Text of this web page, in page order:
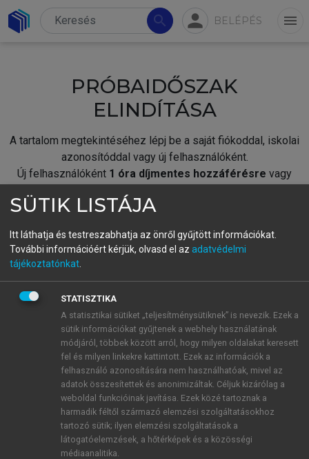
search person BELÉPÉS menu
PRÓBAIDŐSZAK
ELINDÍTÁSA
A tartalom megtekintéséhez lépj be a saját fiókoddal, iskolai
azonosítóddal vagy új felhasználóként.
Új felhasználóként 1 óra díjmentes hozzáférésre vagy
fiókoddal,vagy hozz létre új fiókot.
A regisztráció után apróbaidőszakautomatikusan
BELÉPÉS SAJÁT FIÓKKAL
ÚJ FIÓK LÉTREHOZÁSA
1 óra díjmentes hozzáférés
E-MAIL-CÍM
SÜTIK LISTÁJA
Itt láthatja és testreszabhatja az önről gyűjtött információkat.
További információért kérjük, olvasd el az adatvédelmi
tájékoztatónkat
STATISZTIKA
A statisztikai sütiket „teljesítménysütiknek” is nevezik. Ezek a
sütik információkat gyűjtenek a webhely használatának
módjáról, többek között arról, hogy milyen oldalakat keresett
fel és milyen linkekre kattintott. Ezek az információk a
felhasználó azonosítására nem használhatóak, mivel az
adatok összesítettek és anonimizáltak. Céljuk kizárólag a
weboldal funkcióinak javítása. Ezek közé tartoznak a
harmadik féltől származó elemzési szolgáltatásokhoz
tartozó sütik; ilyen elemzési szolgáltatások a
látogatóelemzések, a hőtérképek és a közösségi
médiaanalitika.